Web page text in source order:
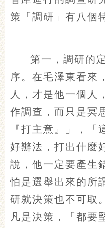
策「調研」有八個
第一，調研的
序。在毛澤東看來
人，才是他一個人
作調查，而只是冥
『打主意』」，「
好辦法，打出什麼
說，他一定要產生
怕是選舉出來的所
研就決策也不可取
凡是決策，「都要